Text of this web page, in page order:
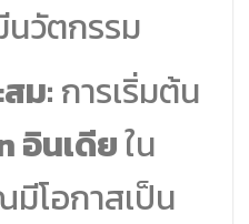
วัตกรรม
ม: การเริ่มต้น
อินเดียใน
โอกาสเป็น